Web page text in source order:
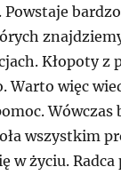
Powstaje
Kłopoty z
Warto więc
Wówczas
wszystkim
w życiu. Radca